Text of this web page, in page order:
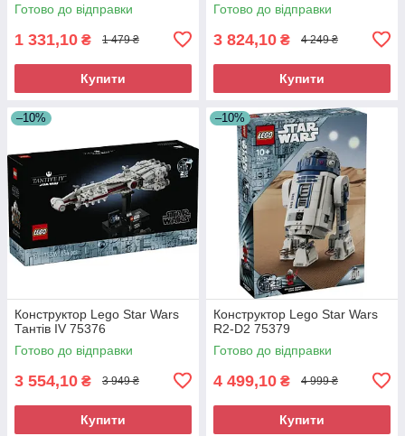
Готово до відправки
1 331,10 ₴ 1 479 ₴
Купити
Готово до відправки
3 824,10 ₴ 4 249 ₴
Купити
–10%
Конструктор Lego Star Wars
Тантів IV 75376
Готово до відправки
3 554,10 ₴ 3 949 ₴
Купити
–10%
Конструктор Lego Star Wars
R2-D2 75379
Готово до відправки
4 499,10 ₴ 4 999 ₴
Купити